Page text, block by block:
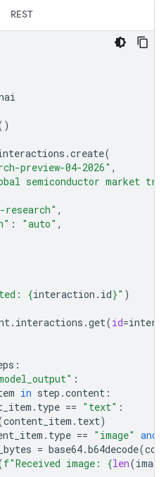
REST
.create(
preview-04-2026" ,
semiconductor market
research" ,
: "auto" ,
{interaction . id}" )
. interactions .get(id=
:
:
in step .content :
. type == "text" :
content_item . text)
. type == "image" and
= base64.b64decode(
f"Received image: {len(